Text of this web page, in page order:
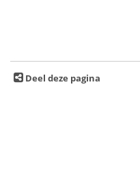
Deel deze pagina